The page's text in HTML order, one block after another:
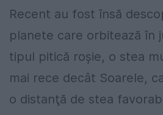
Recent au fost însă
planete care orbitează în
tipul pitică roşie, o stea
mai rece decât Soarele,
o distanţă de stea